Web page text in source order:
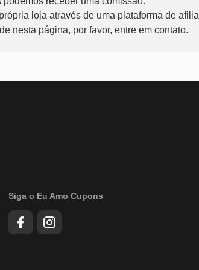
loja através de uma plataforma de
nesta página, por favor, entre em contato.
Siga o Eu Amo Cupons